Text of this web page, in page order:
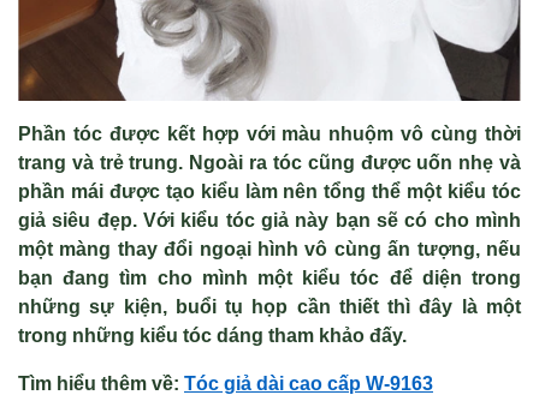
Phần tóc được kết hợp với màu nhuộm vô cùng thời
trang và trẻ trung. Ngoài ra tóc cũng được uốn nhẹ và
phần mái được tạo kiểu làm nên tổng thể một kiểu tóc
giả siêu đẹp. Với kiểu tóc giả này bạn sẽ có cho mình
một màng thay đổi ngoại hình vô cùng ấn tượng, nếu
bạn đang tìm cho mình một kiểu tóc để diện trong
những sự kiện, buổi tụ họp cần thiết thì đây là một
trong những kiểu tóc dáng tham khảo đấy.
Tìm hiểu thêm về: Tóc giả dài cao cấp W-9163